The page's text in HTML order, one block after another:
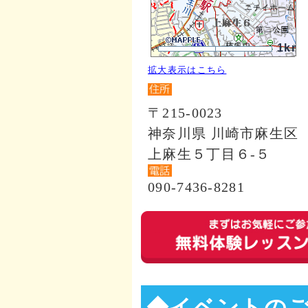
1km
拡大表示はこちら
〒215-0023
神奈川県 川崎市麻生区
上麻生５丁目６‐５
090-7436-8281